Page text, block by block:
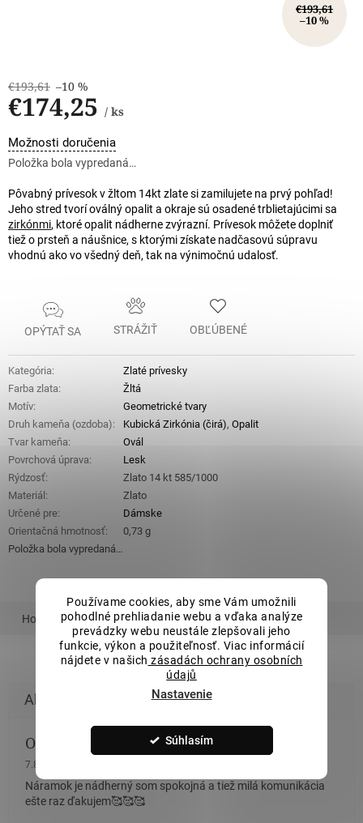
Používame cookies, aby sme Vám umožnili
pohodlné prehliadanie webu a vďaka analýze
prevádzky webu neustále zlepšovali jeho
funkcie, výkon a použiteľnosť. Viac informácií
nájdete v našich zásadách ochrany osobních
údajů
Nastavenie
Súhlasím
€193,61
–10 %
€193,61 –10 %
€174,25 / ks
Jednotková
cena:
Možnosti doručenia
Položka bola vypredaná…
Pôvabný prívesok v žltom 14kt zlate si zamilujete na prvý pohľad!
Jeho stred tvorí oválný opalit a okraje sú osadené trblietajúcimi sa
zirkónmi, ktoré opalit nádherne zvýrazní. Prívesok môžete doplniť
tiež o prsteň a náušnice, s ktorými získate nadčasovú súpravu
vhodnú ako vo všedný deň, tak na výnimočnú udalosť.
OPÝTAŤ SA STRÁŽIŤ OBĽÚBENÉ
Kategória:
Zlaté prívesky
Farba zlata:
Žltá
Motív:
Geometrické tvary
Druh kameňa (ozdoba): Kubická Zirkónia (čirá), Opalit
Tvar kameňa:
Ovál
Povrchová úprava:
Lesk
Rýdzosť:
Zlato 14 kt 585/1000
Materiál :
Zlato
Určené pre:
Dámske
Orientačná hmotnosť:
0,73 g
Položka bola vypredaná…
Hodnotenie Podobný tovar Súvisiaci tovar
Olina Bončikova
Hodnotenie obchodu je 5 z 5 hviezdičiek.
7.8.2026
Náramok je nádherný som spokojná a tiež milá komunikácia
ešte raz ďakujem🥰🥰🥰